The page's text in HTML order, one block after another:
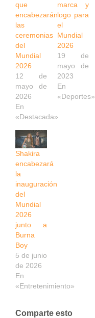
que
encabezarán
las
ceremonias
del
Mundial
2026
12 de
mayo de
2026
En
«Destacada»
marca y
logo para
el
Mundial
2026
19 de
mayo de
2023
En
«Deportes»
Shakira
encabezará
la
inauguración
del
Mundial
2026
junto a
Burna
Boy
5 de junio
de 2026
En
«Entretenimiento»
Comparte esto